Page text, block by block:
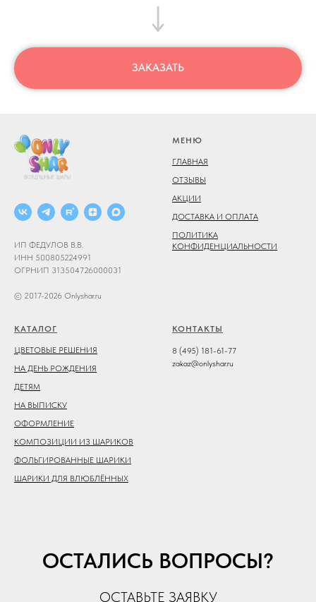
ЗАКАЗАТЬ
ИП ФЕДУЛОВ В.В.
ИНН 500805224991
ОГРНИП 313504726000031
© 2017-2026 Onlyshar.ru
МЕНЮ
ГЛАВНАЯ
ОТЗЫВЫ
АКЦИИ
ДОСТАВКА И ОПЛАТА
ПОЛИТИКА
КОНФИДЕНЦИАЛЬНОСТИ
КАТАЛОГ
ЦВЕТОВЫЕ РЕШЕНИЯ
НА ДЕНЬ РОЖДЕНИЯ
ДЕТЯМ
НА ВЫПИСКУ
ОФОРМЛЕНИЕ
КОМПОЗИЦИИ ИЗ ШАРИКОВ
ФОЛЬГИРОВАННЫЕ ШАРИКИ
ШАРИКИ ДЛЯ ВЛЮБЛЁННЫХ
КОНТАКТЫ
8 (495) 181-61-77
zakaz@onlyshar.ru
ОСТАЛИСЬ ВОПРОСЫ?
ОСТАВЬТЕ ЗАЯВКУ